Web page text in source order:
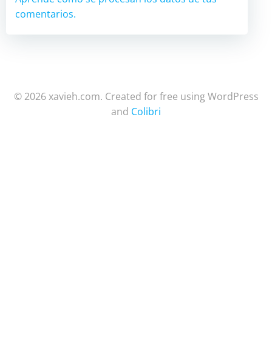
comentarios.
© 2026 xavieh.com. Created for free using WordPress
and Colibri